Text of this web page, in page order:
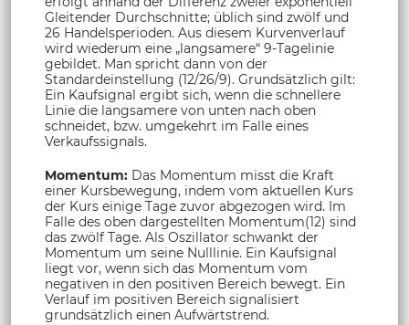
Gleitender Durchschnitte; üblich sind zwölf und
26 Handelsperioden. Aus diesem Kurvenverlauf
wird wiederum eine „langsamere“ 9-Tagelinie
gebildet. Man spricht dann von der
Standardeinstellung (12/26/9). Grundsätzlich gilt:
Ein Kaufsignal ergibt sich, wenn die schnellere
Linie die langsamere von unten nach oben
schneidet, bzw. umgekehrt im Falle eines
Verkaufssignals.
Momentum: Das Momentum misst die Kraft
einer Kursbewegung, indem vom aktuellen Kurs
der Kurs einige Tage zuvor abgezogen wird. Im
Falle des oben dargestellten Momentum(12) sind
das zwölf Tage. Als Oszillator schwankt der
Momentum um seine Nulllinie. Ein Kaufsignal
liegt vor, wenn sich das Momentum vom
negativen in den positiven Bereich bewegt. Ein
Verlauf im positiven Bereich signalisiert
grundsätzlich einen Aufwärtstrend.